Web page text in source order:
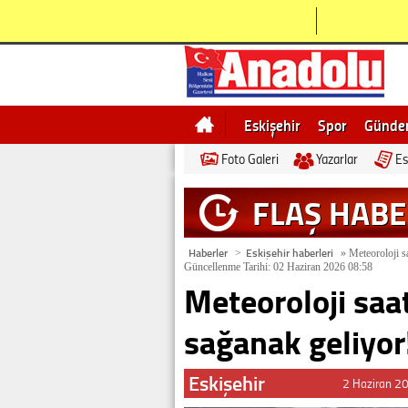
Eskişehir Spor
Bilecik
Ne demek
Foto Galeri Yazarlar
FLAŞ
Haberler > Eskişehir haberleri » Meteoroloji
Güncellenme Tarihi: 02 Haziran 2026 08:58
Meteoroloji
sağanak
Eskişehir 2 Haziran